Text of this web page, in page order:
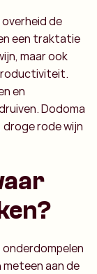
overheid de
een traktatie
maar ook
en
Dodoma
droge rode wijn
meteen aan de